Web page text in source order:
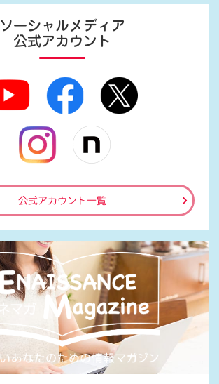
ソーシャルメディア
公式アカウント
公式アカウント一覧